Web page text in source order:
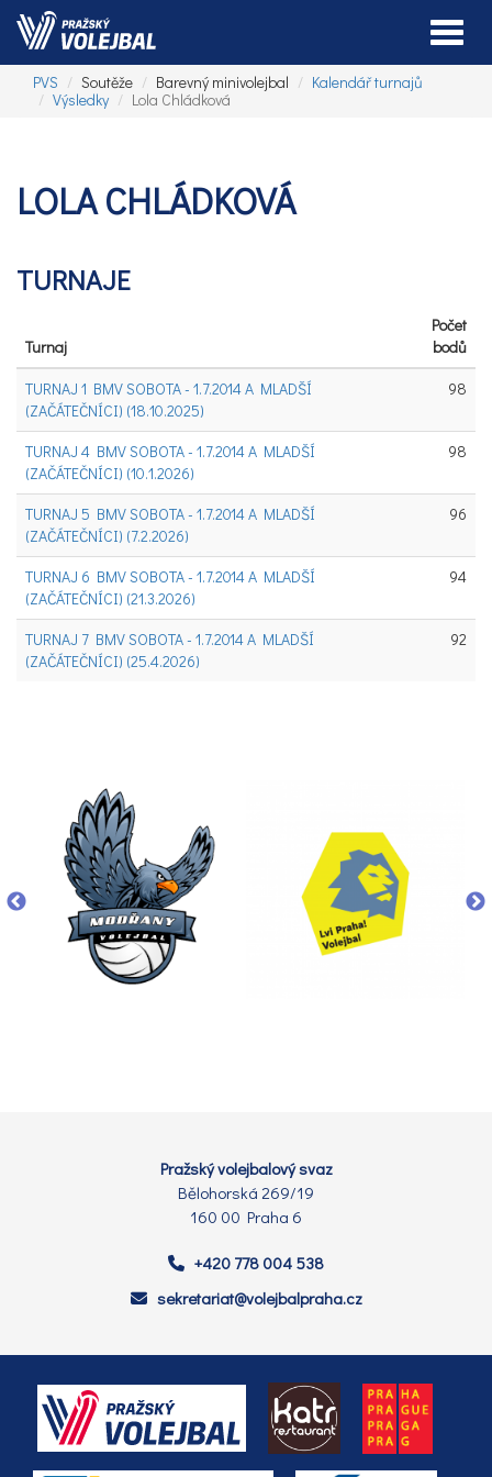
PVS Soutěže Barevný minivolejbal
Kalendář turnajů
Výsledky
Lola Chládková
LOLA CHLÁDKOVÁ
TURNAJE
Turnaj
Počet
bodů
TURNAJ 1 BMV SOBOTA - 1.7.2014 A MLADŠÍ
(ZAČÁTEČNÍCI) (18.10.2025)
98
TURNAJ 4 BMV SOBOTA - 1.7.2014 A MLADŠÍ
(ZAČÁTEČNÍCI) (10.1.2026)
98
TURNAJ 5 BMV SOBOTA - 1.7.2014 A MLADŠÍ
(ZAČÁTEČNÍCI) (7.2.2026)
96
TURNAJ 6 BMV SOBOTA - 1.7.2014 A MLADŠÍ
(ZAČÁTEČNÍCI) (21.3.2026)
94
TURNAJ 7 BMV SOBOTA - 1.7.2014 A MLADŠÍ
(ZAČÁTEČNÍCI) (25.4.2026)
92
Pražský volejbalový svaz
Bělohorská 269/19
160 00 Praha 6
+420 778 004 538
sekretariat@volejbalpraha.cz